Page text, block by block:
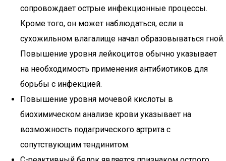
сопровождает острые инфекционные процессы.
Кроме того, он может наблюдаться, если в
сухожильном влагалище начал образовываться гной.
Повышение уровня лейкоцитов обычно указывает
на необходимость применения антибиотиков для
борьбы с инфекцией.
Повышение уровня мочевой кислоты в
биохимическом анализе крови указывает на
возможность подагрического артрита с
сопутствующим тендинитом.